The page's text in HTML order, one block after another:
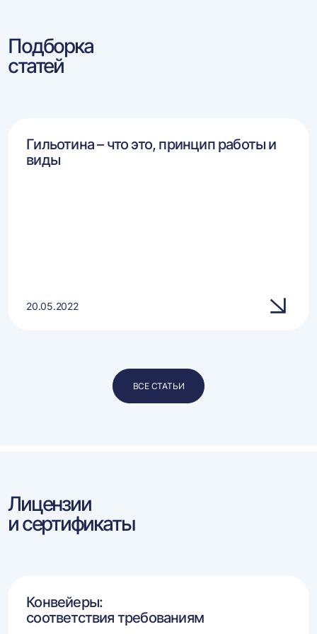
Подборка
статей
Гильотина – что это, принцип работы и
виды
20.05.2022
ВСЕ СТАТЬИ
Лицензии
и сертификаты
Конвейеры:
соответствия требованиям